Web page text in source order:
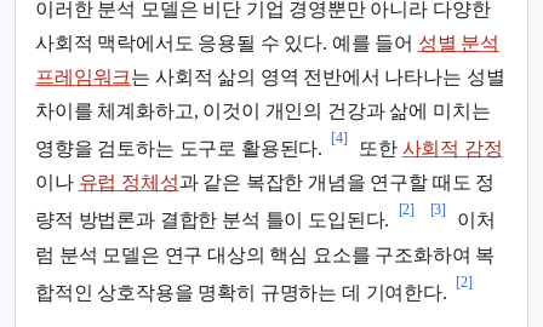
이러한 분석 모델은 비단 기업 경영뿐만 아니라 다양한
사회적 맥락에서도 응용될 수 있다. 예를 들어 성별 분석
프레임워크는 사회적 삶의 영역 전반에서 나타나는 성별
차이를 체계화하고, 이것이 개인의 건강과 삶에 미치는
영향을 검토하는 도구로 활용된다.
[4]
또한 사회적 감정
이나 유럽 정체성과 같은 복잡한 개념을 연구할 때도 정
량적 방법론과 결합한 분석 틀이 도입된다.
[2] [3]
이처
럼 분석 모델은 연구 대상의 핵심 요소를 구조화하여 복
합적인 상호작용을 명확히 규명하는 데 기여한다.
[2]